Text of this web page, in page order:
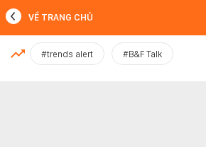
MỚI NHẤT
VỀ TRANG CHỦ
#trends alert #B&F Talk